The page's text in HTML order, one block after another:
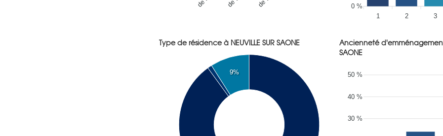
0 %
1
2 3
Type de résidence à NEUVILLE SUR SAONE
9%
Ancienneté d'emménagements
SAONE
50 %
40 %
30 %